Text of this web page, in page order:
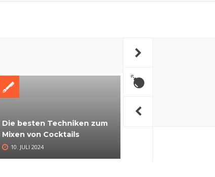
Die besten Techniken zum
Mixen von Cocktails
10. JULI 2024
Die Rolle von Eis in